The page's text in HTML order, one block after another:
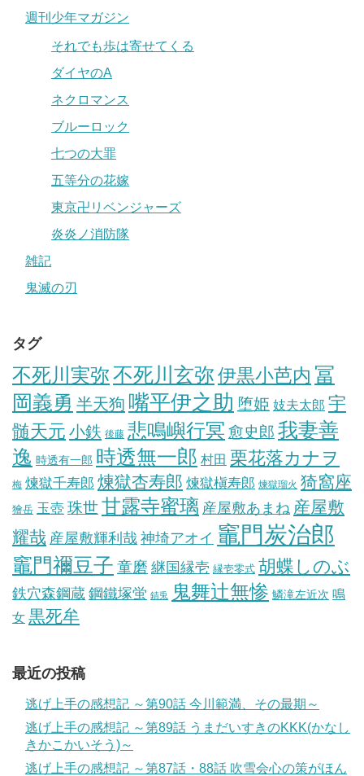
週刊少年マガジン
それでも歩は寄せてくる
ダイヤのA
ネクロマンス
ブルーロック
七つの大罪
五等分の花嫁
東京卍リベンジャーズ
炎炎ノ消防隊
雑記
鬼滅の刃
タグ
不死川実弥不死川玄弥伊黒小芭内 冨
岡義勇 半天狗 嘴平伊之助 堕姫 妓夫太郎 宇
髄天元 小鉄 後藤 悲鳴嶼行冥 愈史郎 我妻善
逸 時透有一郎 時透無一郎 村田 栗花落カナヲ
梅 煉獄千寿郎 煉獄杏寿郎 煉獄槇寿郎 煉獄瑠火 猗窩座
獪岳 玉壺 珠世甘露寺蜜璃 産屋敷あまね 産屋敷
耀哉 産屋敷輝利哉 神埼アオイ 竈門炭治郎
竈門禰豆子 童磨 継国縁壱 縁壱零式 胡蝶しのぶ
鉄穴森鋼蔵 鋼鐵塚蛍 錆兎 鬼舞辻無惨 鱗滝左近次 鳴
女 黒死牟
最近の投稿
逃げ上手の感想記 ～第90話 今川範満、その最期～
逃げ上手の感想記 ～第89話 うまだいすきのKKK(かなし
きかこかいそう)～
逃げ上手の感想記 ～第87話・88話 吹雪会心の策がほん